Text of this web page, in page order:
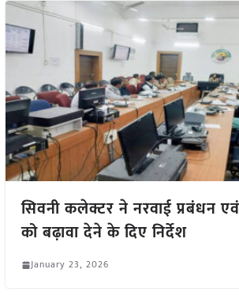
सिवनी कलेक्टर ने नरवाई प्रबंधन
को बढ़ावा देने के दिए निर्देश
January 23, 2026